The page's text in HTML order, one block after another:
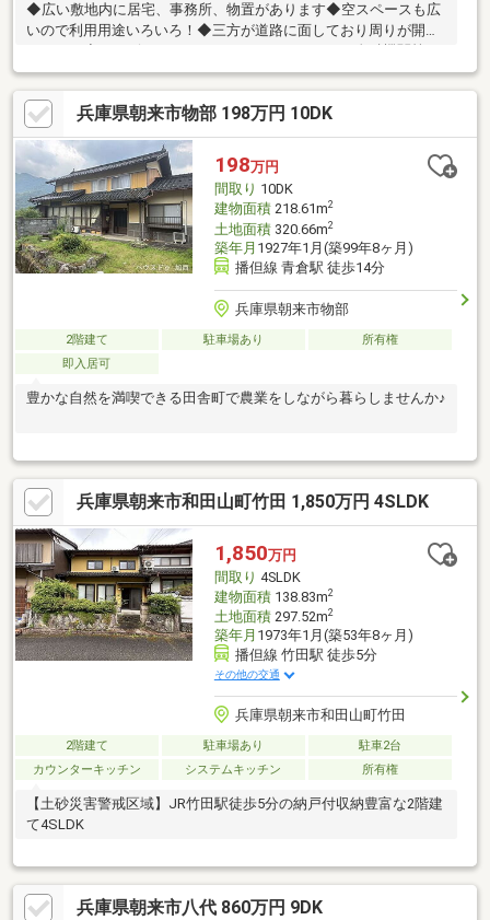
◆広い敷地内に居宅、事務所、物置があります◆空スペースも広
いので利用用途いろいろ！◆三方が道路に面しており周りが開け
で車で５分！◆１１ＳＤＫと部屋数たくさん！
兵庫県朝来市物部 198万円 10DK
198万円
間取り 10DK
建物面積218.61m2
土地面積320.66m2
築年月 1927年1月(築99年8ヶ月)
播但線 青倉駅 徒歩14分
兵庫県朝来市物部
2階建て 駐車場あり
所有権
即入居可
豊かな自然を満喫できる田舎町で農業をしながら暮らしませんか♪
兵庫県朝来市和田山町竹田 1,850万円 4SLDK
1,850万円
間取り 4SLDK
建物面積138.83m2
土地面積297.52m2
築年月 1973年1月(築53年8ヶ月)
播但線 竹田駅 徒歩5分
その他の交通
兵庫県朝来市和田山町竹田
2階建て 駐車場あり
駐車2台
カウンターキッチン
システムキッチン 所有権
【土砂災害警戒区域】JR竹田駅徒歩5分の納戸付収納豊富な2階建
て4SLDK
兵庫県朝来市八代 860万円 9DK